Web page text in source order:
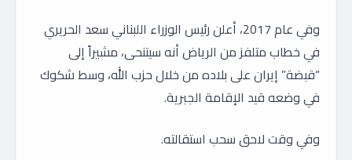
وفي عام 2017، أعلن رئيس الوزراء اللبناني سعد الحريري
في خطاب متلفز من الرياض أنه سيتنحى، مشيراً إلى
“قبضة” إيران على بلاده من خلال حزب الله، وسط شكوك
في وضعه قيد الإقامة الجبرية.
وفي وقت لاحق سحب استقالته.